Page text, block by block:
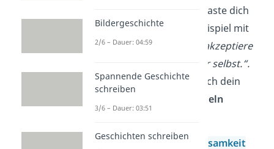
Anfang etwas extrem. Taste dich
langsam heran, zum Beispiel mit
der Formulierung
„Ich akzeptiere
mich und arbeite an mir selbst.“.
Duwirst merken, wie sich dein
Handeln
Außerdem hilft es,Achtsamkeit
Bildergeschichte
2/6 – Dauer: 04:59
Spannende Geschichte
schreiben
3/6 – Dauer: 03:51
Geschichten schreiben